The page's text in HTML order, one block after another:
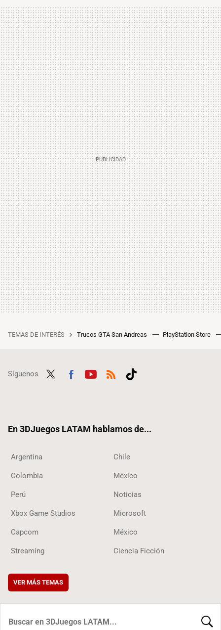
TEMAS DE INTERÉS Trucos GTA San Andreas PlayStation Store
Síguenos
En 3DJuegos LATAM hablamos de...
Argentina Chile
Colombia México
Perú Noticias
Xbox Game Studios Microsoft
Capcom México
Streaming Ciencia Ficción
VER MÁS TEMAS